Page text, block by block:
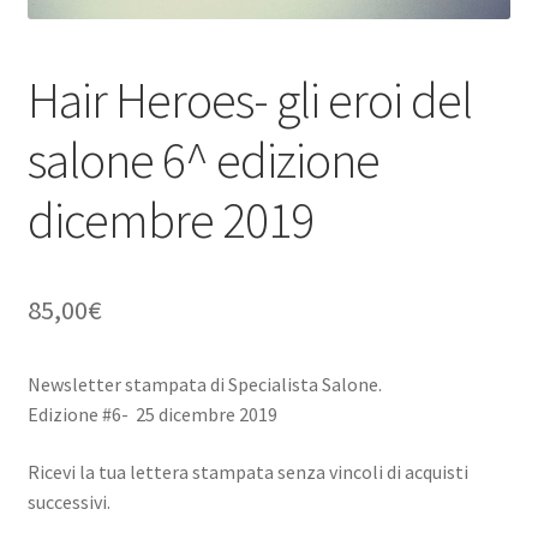
Hair Heroes- gli eroi del
salone 6^ edizione
dicembre 2019
85,00€
Newsletter stampata di Specialista Salone.
Edizione #6- 25 dicembre 2019
Ricevi la tua lettera stampata senza vincoli di acquisti
successivi.